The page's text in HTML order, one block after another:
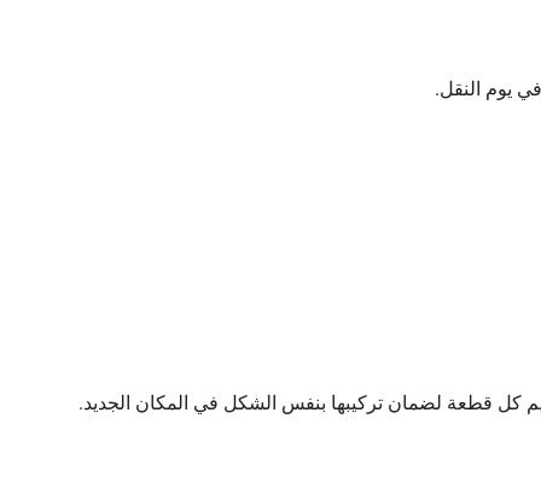
يوم النقل.
كل قطعة لضمان تركيبها بنفس الشكل في المكان الجديد.